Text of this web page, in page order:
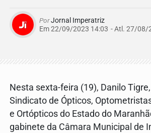
PorJornal Imperatriz
Em 22/09/2023 14:03 - Atl. 27/08/
Nesta sexta-feira (19), Danilo
Sindicato de Ópticos,
e Ortópticos do Estado do
gabinete da Câmara Municipal de